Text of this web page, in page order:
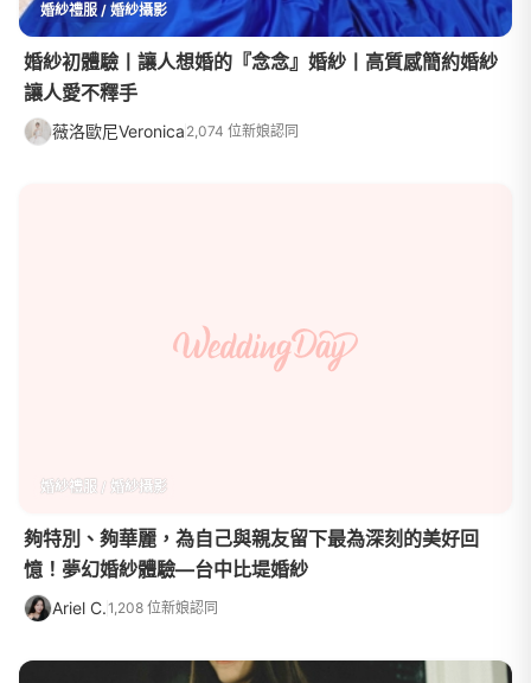
婚紗禮服 / 婚紗攝影
婚紗初體驗丨讓人想婚的『念念』婚紗丨高質感簡約婚紗
讓人愛不釋手
薇洛歐尼Veronica 2,074 位新娘認同
婚紗禮服 / 婚紗攝影
夠特別、夠華麗，為自己與親友留下最為深刻的美好回
憶！夢幻婚紗體驗—台中比堤婚紗
Ariel C.1,208 位新娘認同